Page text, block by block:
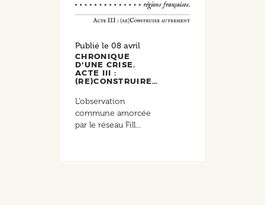
Publié le 08 avril
CHRONIQUE
D'UNE CRISE.
ACTE III :
(RE)CONSTRUIRE…
L’observation
commune amorcée
par le réseau Fill...